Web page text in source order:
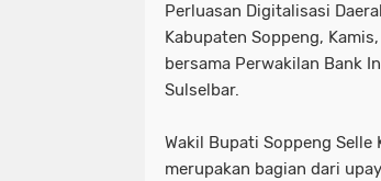
Perluasan Digitalisasi
Kabupaten Soppeng,
bersama Perwakilan Bank
Sulselbar.
Wakil Bupati Soppeng Selle
merupakan bagian dari